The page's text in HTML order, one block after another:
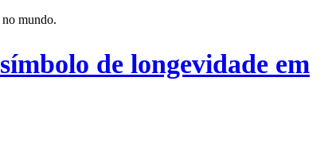
mundo.
de longevidade em